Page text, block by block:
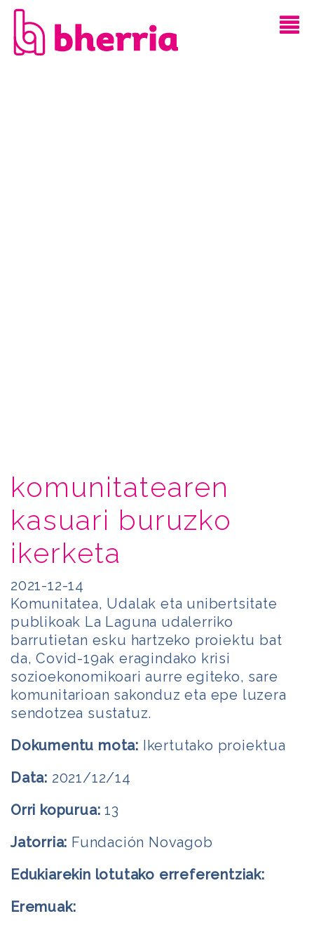
komunitatearen
kasuari buruzko
ikerketa
2021-12-14
Komunitatea, Udalak eta unibertsitate
publikoak La Laguna udalerriko
barrutietan esku hartzeko proiektu bat
da, Covid-19ak eragindako krisi
sozioekonomikoari aurre egiteko, sare
komunitarioan sakonduz eta epe luzera
sendotzea sustatuz.
Dokumentu mota: Ikertutako proiektua
Data: 2021/12/14
Orri kopurua:13
Jatorria: Fundación Novagob
Edukiarekin lotutako erreferentziak:
Eremuak: